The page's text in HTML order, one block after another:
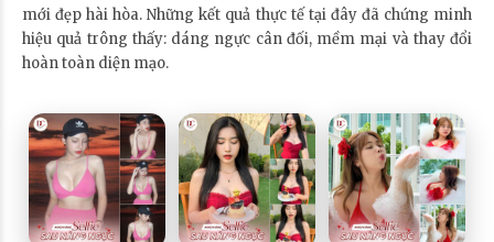
mới đẹp hài hòa. Những kết quả thực tế tại đây đã chứng minh
hiệu quả trông thấy: dáng ngực cân đối, mềm mại và thay đổi
hoàn toàn diện mạo.